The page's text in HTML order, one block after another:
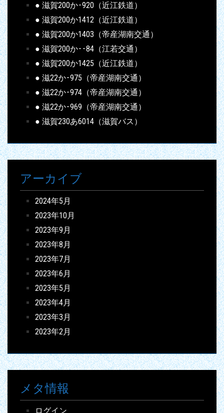
● 滋賀200か･920（近江鉄道）
● 滋賀200か1412（近江鉄道）
● 滋賀200か1403（帝産湖南交通）
● 滋賀200か･･84（江若交通）
● 滋賀200か1425（近江鉄道）
● 滋22か･975（帝産湖南交通）
● 滋22か･974（帝産湖南交通）
● 滋22か･969（帝産湖南交通）
● 滋賀230あ6014（滋賀バス）
アーカイブ
2024年5月
2023年10月
2023年9月
2023年8月
2023年7月
2023年6月
2023年5月
2023年4月
2023年3月
2023年2月
メタ情報
ログイン